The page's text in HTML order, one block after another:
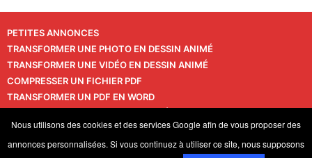
PETITES ANNONCES
TRANSFORMER UNE PHOTO EN DESSIN ANIMÉ
TRANSFORMER UNE VIDÉO EN DESSIN ANIMÉ
COMPRESSER UN FICHIER PDF
TRANSFORMER UN PDF EN WORD
VIE PRIVÉE
© 2026 LaPressedeFrance.fr
Nous utilisons des cookies et des services Google afin de vous proposer des
annonces personnalisées. Si vous continuez à utiliser ce site, nous supposons